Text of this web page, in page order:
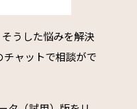
うした悩みを解決
ャットで相談がで